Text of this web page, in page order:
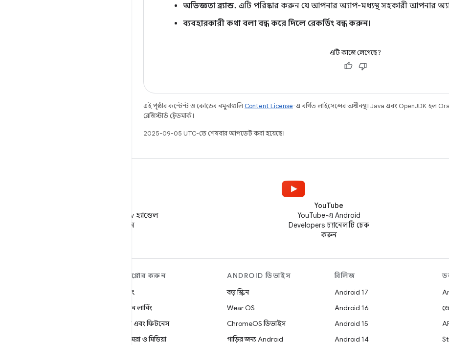
অভিজ্ঞতা ব্র্যান্ড. এটি পরিষ্কার করুন যে আপনার অ্যাপ-মধ্যস্থ সহকারী আপনার
ব্যবহারকারী কথা বলা বন্ধ করে দিলে রেকর্ডিং বন্ধ করুন।
এটি কাজে লেগেছে?
এই পৃষ্ঠার কন্টেন্ট ও কোডের নমুনাগুলিContent License-এ বর্ণিত লাইসেন্সের অধীনস্থ। Java এবং OpenJDK হল
রেজিস্টার্ড ট্রেডমার্ক।
2025-09-05 UTC-তে শেষবার আপডেট করা হয়েছে।
X-এ @AndroidDev হ্যান্ডেল
ফলো করুন
YouTube
YouTube-এ Android
Developers চ্যানেলটি চেক
করুন
এক্সপ্লোর করুন
গেমিং
মেশিন লার্নিং
স্বাস্থ্য এবং ফিটনেস
ক্যামেরা ও মিডিয়া
ANDROID ডিভাইস
বড় স্ক্রিন
Wear OS
ChromeOS ডিভাইস
গাড়ির জন্য Android
রিলিজ
Android 17
Android 16
Android 15
Android 14